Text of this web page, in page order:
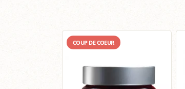
COUP DE COEUR